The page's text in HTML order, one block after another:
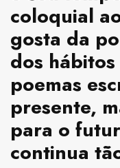
coloquial
gosta da
dos
poemas
presente,
para o
continua